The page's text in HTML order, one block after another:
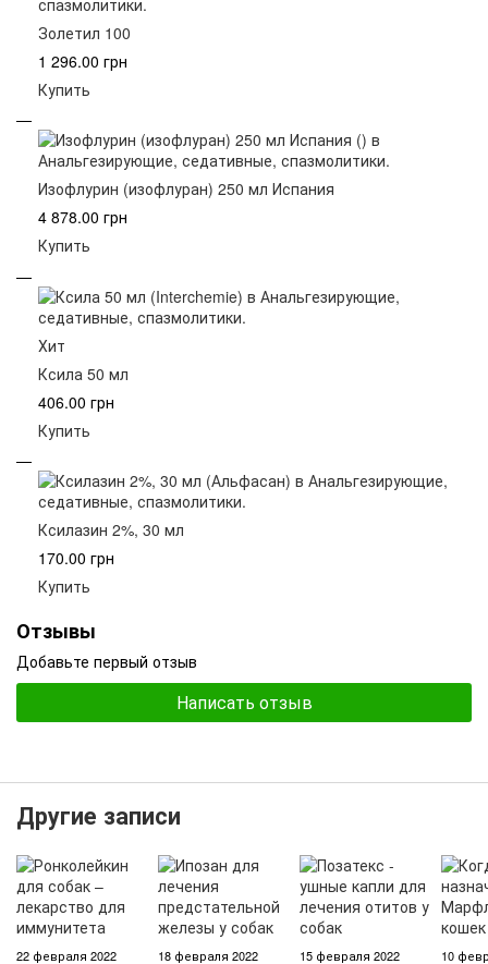
Золетил 100
1 296.00 грн
Купить
Изофлурин (изофлуран) 250 мл Испания
4 878.00 грн
Купить
Хит
Ксила 50 мл
406.00 грн
Купить
Ксилазин 2%, 30 мл
170.00 грн
Купить
Отзывы
Добавьте первый отзыв
Написать отзыв
Другие записи
22 февраля 2022 18 февраля 2022 15 февраля 2022 10